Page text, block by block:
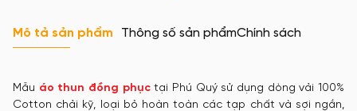
Mô tả sản phẩm Thông số sản phẩmChính sách
Mẫu áo thun đồng phụctại Phú Quý sử dụng dòng vải 100%
Cotton chải kỹ, loại bỏ hoàn toàn các tạp chất và sợi ngắn,